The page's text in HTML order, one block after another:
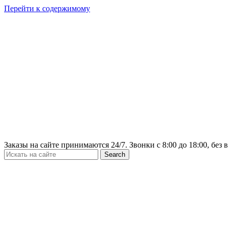
Перейти к содержимому
Заказы на сайте принимаются 24/7. Звонки c 8:00 до 18:00, без
Search